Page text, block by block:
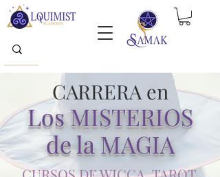
CARRERA en
Los MISTERIOS
de la MAGIA